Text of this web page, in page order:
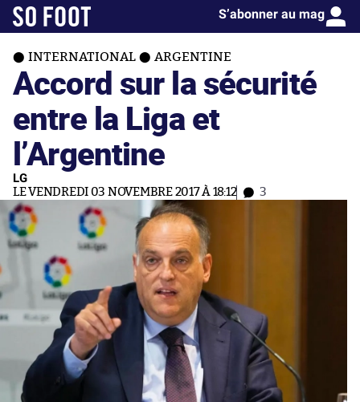
S’abonner au mag
INTERNATIONAL ARGENTINE
Accord sur la sécurité
entre la Liga et
l’Argentine
LG
LE VENDREDI 03 NOVEMBRE 2017 À 18:12 3